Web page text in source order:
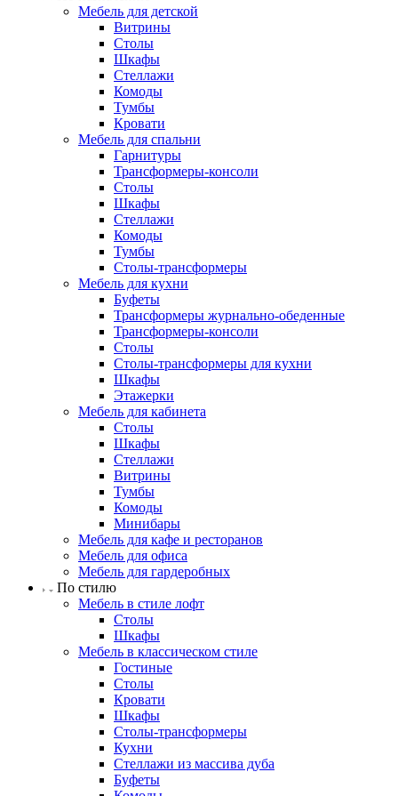
Мебель для детской
Витрины
Столы
Шкафы
Стеллажи
Комоды
Тумбы
Кровати
Мебель для спальни
Гарнитуры
Трансформеры-консоли
Столы
Шкафы
Стеллажи
Комоды
Тумбы
Столы-трансформеры
Мебель для кухни
Буфеты
Трансформеры журнально-обеденные
Трансформеры-консоли
Столы
Столы-трансформеры для кухни
Шкафы
Этажерки
Мебель для кабинета
Столы
Шкафы
Стеллажи
Витрины
Тумбы
Комоды
Минибары
Мебель для кафе и ресторанов
Мебель для офиса
Мебель для гардеробных
По стилю
Мебель в стиле лофт
Столы
Шкафы
Мебель в классическом стиле
Гостиные
Столы
Кровати
Шкафы
Столы-трансформеры
Кухни
Стеллажи из массива дуба
Буфеты